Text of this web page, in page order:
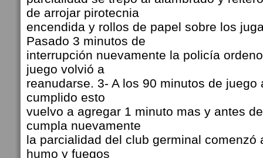
de arrojar pirotecnia
encendida y rollos de papel sobre los
Pasado 3 minutos de
interrupción nuevamente la policía
juego volvió a
reanudarse. 3- A los 90 minutos de
cumplido esto
vuelvo a agregar 1 minuto mas y antes
cumpla nuevamente
la parcialidad del club germinal comenzó
humo y fuegos